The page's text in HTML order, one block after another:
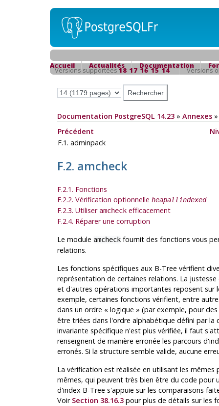
Accueil Actualités Documentation
Versions supportées18 17 16 15 14 Versions
Documentation PostgreSQL 14.23» Annexes
Précédent
F.1. adminpack
F.2. amcheck
F.2.1. Fonctions
F.2.2. Vérification optionnelle heapallindexed
F.2.3. Utiliser amcheckefficacement
F.2.4. Réparer une corruption
Le module amcheckfournit des fonctions vous
relations.
Les fonctions spécifiques aux B-Tree vérifient
représentation de certaines relations. La
et d'autres opérations importantes reposent sur
exemple, certaines fonctions vérifient, entre
dans un ordre « logique » (par exemple, pour
être triées dans l'ordre alphabétique défini par
invariante spécifique n'est plus vérifiée, il faut
renseignent de manière erronée les parcours
erronés. Si la structure semble valide, aucune
La vérification est réalisée en utilisant les
mêmes, qui peuvent très bien être du code pour
d'index B-Tree s'appuie sur les comparaisons
Voir Section 38.16.3pour plus de détails sur les